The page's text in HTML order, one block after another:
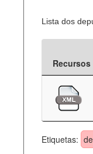
Planejamento
Catálogo de dados
Processo
Deputados
Administração
Legislação
Lista dos
Recursos
Etiquetas: